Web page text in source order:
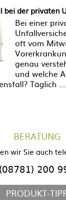
bei der privaten
Bei einer
oft vom
genau
und welche
Täglich …
BERATUNG
wir Sie auch
(08781) 200
PRODUKT-